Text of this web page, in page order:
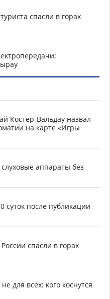
спасли в горах
Костер-Вальдау назвал
на карте «Игры
аппараты без
суток после публикации
спасли в горах
для всех: кого коснутся